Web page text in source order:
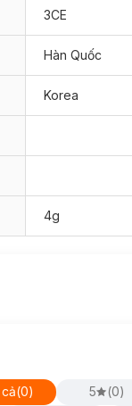
3CE
Hàn Quốc
Korea
4g
(0) 5 (0)